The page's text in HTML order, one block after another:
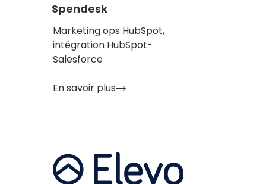
Spendesk
Marketing ops HubSpot,
intégration HubSpot-
Salesforce
En savoir plus